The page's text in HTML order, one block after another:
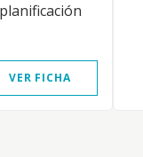
VER FICHA